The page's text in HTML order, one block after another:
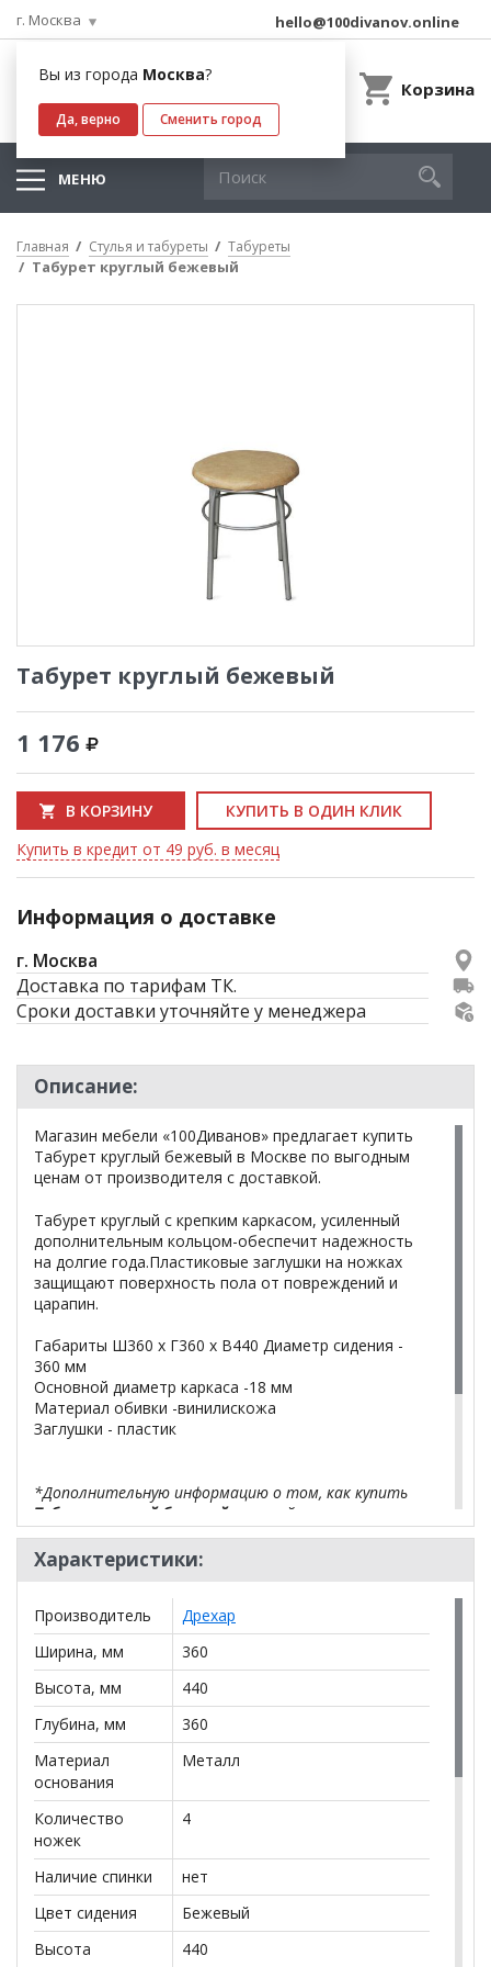
г. Москва
Вы из города Москва?
Да, верно Сменить город
hello@100divanov.online
Корзина
МЕНЮ
Главная Стулья и табуреты Табуреты
Табурет круглый бежевый
Табурет круглый бежевый
1 176
В КОРЗИНУ
КУПИТЬ В ОДИН КЛИК
Купить в кредит от 49 руб. в месяц
Информация о доставке
г. Москва
Доставка по тарифам ТК.
Сроки доставки уточняйте у менеджера
Описание:
Магазин мебели «100Диванов» предлагает купить
Табурет круглый бежевый в Москве по выгодным
ценам от производителя с доставкой.
Табурет круглый с крепким каркасом, усиленный
дополнительным кольцом-обеспечит надежность
на долгие года.Пластиковые заглушки на ножках
защищают поверхность пола от повреждений и
царапин.
Габариты Ш360 х Г360 х В440 Диаметр сидения -
360 мм
Основной диаметр каркаса -18 мм
Материал обивки -винилискожа
Заглушки - пластик
*Дополнительную информацию о том, как купить
Табурет круглый бежевыйуточняйте у нашего
менеджера по телефону+79292022735.
**Цены на официальном сайте100диванов.com
действительны только для интернет-магазина
могут отличаться от цен в розничных магазинах-
салонах сети!
Характеристики:
Производитель
Дрехар
Ширина, мм
360
Высота, мм
440
Глубина, мм
360
Материал
основания
Металл
Количество
ножек
4
Наличие спинки
нет
Цвет сидения
Бежевый
Высота
440